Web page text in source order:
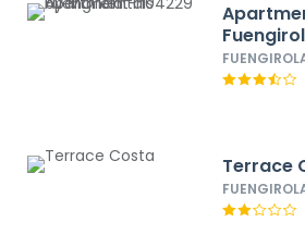
MO
Terrace